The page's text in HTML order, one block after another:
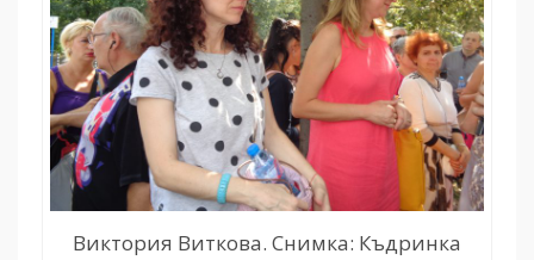
Виктория Виткова. Снимка: Къдринка